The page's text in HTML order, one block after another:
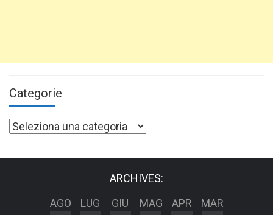
Categorie
Categorie
ARCHIVES:
AGO
LUG
GIU
MAG
APR
MAR